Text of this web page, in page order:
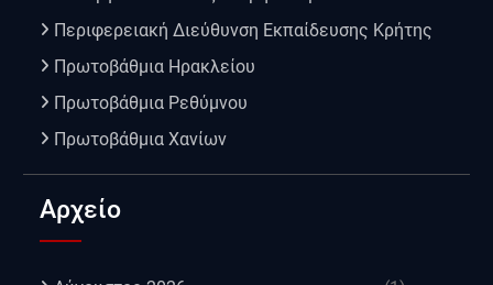
Περιφερειακή Διεύθυνση Εκπαίδευσης Κρήτης
Πρωτοβάθμια Ηρακλείου
Πρωτοβάθμια Ρεθύμνου
Πρωτοβάθμια Χανίων
Αρχείο